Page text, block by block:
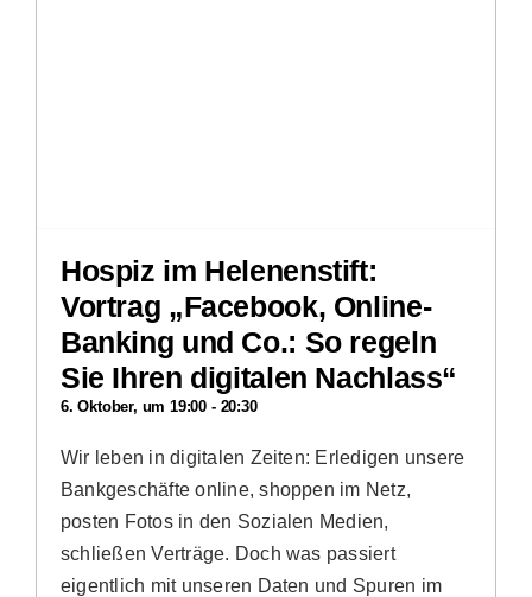
Hospiz im Helenenstift:
Vortrag „Facebook, Online-
Banking und Co.: So regeln
Sie Ihren digitalen Nachlass“
6. Oktober, um 19:00 - 20:30
Wir leben in digitalen Zeiten: Erledigen unsere
Bankgeschäfte online, shoppen im Netz,
posten Fotos in den Sozialen Medien,
schließen Verträge. Doch was passiert
eigentlich mit unseren Daten und Spuren im